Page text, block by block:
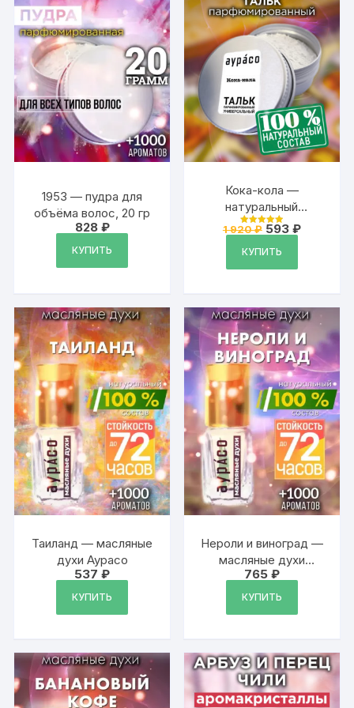
1953 — пудра для
объёма волос, 20 гр
828 ₽
КУПИТЬ
Кока-кола —
натуральный
ароматизированный
тальк Аурасо для
тела и ног,
парфюмированный,
освежающий, для
женщин, для мужчин,
унисекс
Оценка
из 5
1 920₽
составляла
593 ₽Текущая
КУПИТЬ
Таиланд — масляные
духи Аурасо
537₽
КУПИТЬ
Нероли и виноград —
масляные духи
Аурасо
765 ₽
КУПИТЬ